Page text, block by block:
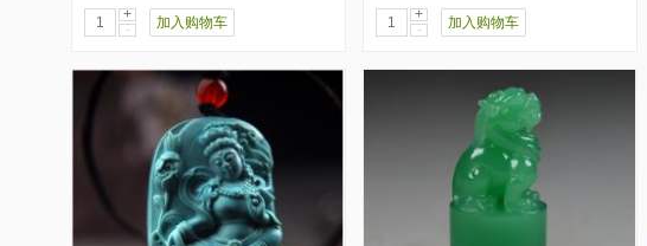
+
-
加入购物车
+
-
加入购物车